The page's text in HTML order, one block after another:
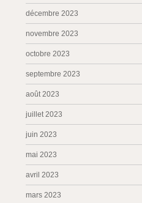
décembre 2023
novembre 2023
octobre 2023
septembre 2023
août 2023
juillet 2023
juin 2023
mai 2023
avril 2023
mars 2023